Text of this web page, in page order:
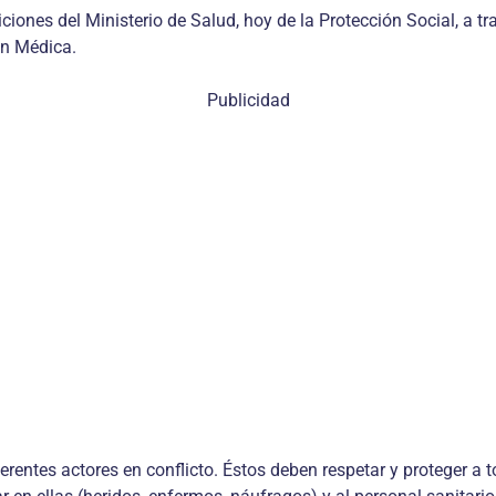
del Ministerio de Salud, hoy de la Protección Social, a
Médica.
Publicidad
actores en conflicto. Éstos deben respetar y proteger